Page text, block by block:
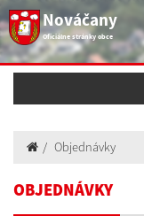
Nováčany
Oficiálne stránky obce
Objednávky
OBJEDNÁVKY